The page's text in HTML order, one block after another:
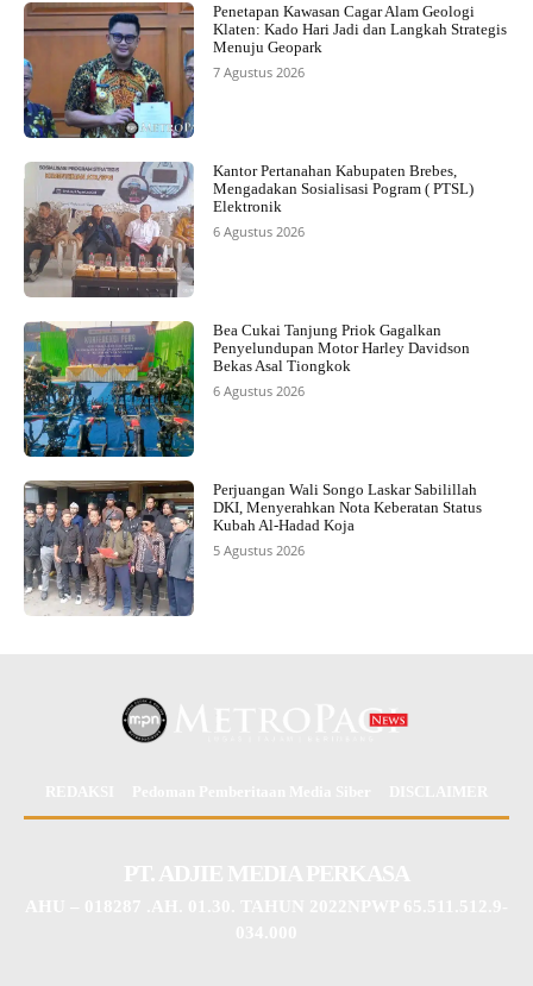
Penetapan Kawasan Cagar Alam Geologi
Klaten: Kado Hari Jadi dan Langkah Strategis
Menuju Geopark
7 Agustus 2026
Kantor Pertanahan Kabupaten Brebes,
Mengadakan Sosialisasi Pogram ( PTSL)
Elektronik
6 Agustus 2026
Bea Cukai Tanjung Priok Gagalkan
Penyelundupan Motor Harley Davidson
Bekas Asal Tiongkok
6 Agustus 2026
Perjuangan Wali Songo Laskar Sabilillah
DKI, Menyerahkan Nota Keberatan Status
Kubah Al-Hadad Koja
5 Agustus 2026